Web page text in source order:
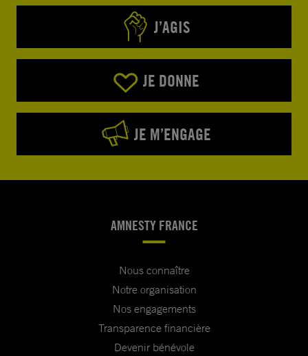
J’AGIS
JE DONNE
JE M’ENGAGE
AMNESTY FRANCE
Nous connaître
Notre organisation
Nos engagements
Transparence financière
Devenir bénévole